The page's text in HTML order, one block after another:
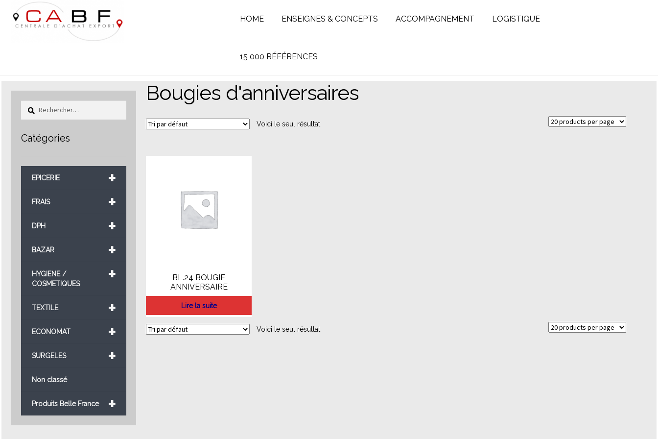
Aller
à
la
Aller
au
contenu
HOME ENSEIGNES & CONCEPTS ACCOMPAGNEMENT LOGISTIQUE
15 000 RÉFÉRENCES
Bougies d'anniversaires
Voici le seul résultat
BL.24 BOUGIE
ANNIVERSAIRE
Lire la suite
Voici le seul résultat
Rechercher :
Catégories
+
EPICERIE
+
FRAIS
+
DPH
+
BAZAR
+
HYGIENE /
COSMETIQUES
+
TEXTILE
+
ECONOMAT
+
SURGELES
Non classé
+
Produits Belle France